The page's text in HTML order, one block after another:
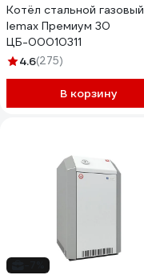
Котёл стальной газовый
lemax Премиум 30
ЦБ-00010311
4.6(275)
В корзину